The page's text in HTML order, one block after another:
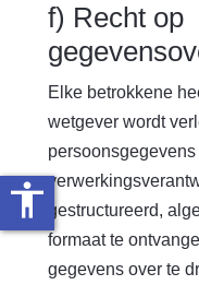
f) Recht op
Elke betrokkene
wetgever wordt
gestructureerd,
formaat te
gegevens over te
accessibility